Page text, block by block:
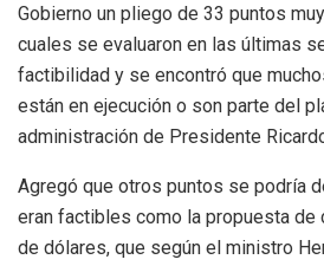
Gobierno un pliego de 33 puntos
cuales se evaluaron en las últimas
factibilidad y se encontró que
están en ejecución o son parte del
administración de Presidente
Agregó que otros puntos se podría
eran factibles como la propuesta de
de dólares, que según el ministro